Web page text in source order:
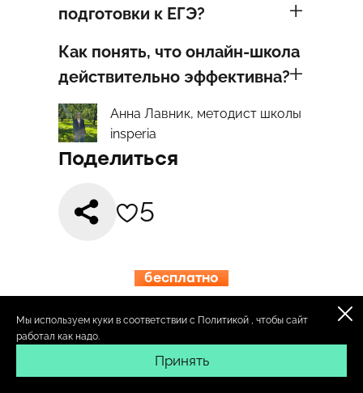
Мы используем куки в соответствии с Политикой , чтобы сайт
работал как надо.
Принять
подготовки к ЕГЭ?
Как понять, что онлайн-школа
действительно эффективна?
Анна Лавник, методист школы
insperia
Поделиться
5
бесплатно
15.08-19.08
ИНСПЕРИЯ
КЭМП